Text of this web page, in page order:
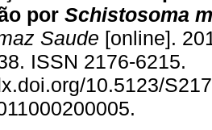
por Schistosoma
Saude [online].
ISSN 2176-6215.
10.5123/